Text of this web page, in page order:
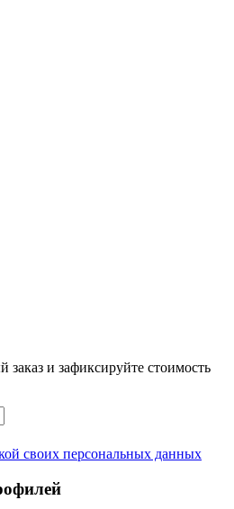
заказ и зафиксируйте стоимость
своих персональных данных